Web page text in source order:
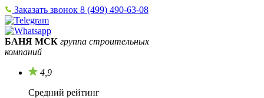
Заказать звонок 8 (499) 490-63-08
БАНЯ МСК группа строительных
компаний
4,9
Средний рейтинг